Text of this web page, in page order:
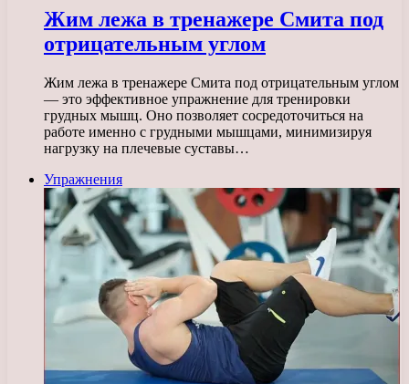
Жим лежа в тренажере Смита под
отрицательным углом
Жим лежа в тренажере Смита под отрицательным углом
— это эффективное упражнение для тренировки
грудных мышц. Оно позволяет сосредоточиться на
работе именно с грудными мышцами, минимизируя
нагрузку на плечевые суставы…
Упражнения